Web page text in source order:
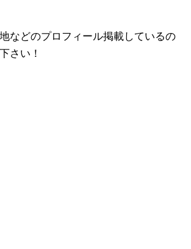
などのプロフィール掲載しているの
さい！